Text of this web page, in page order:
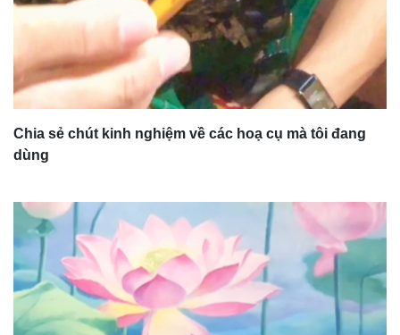
Chia sẻ chút kinh nghiệm về các hoạ cụ mà tôi đang
dùng